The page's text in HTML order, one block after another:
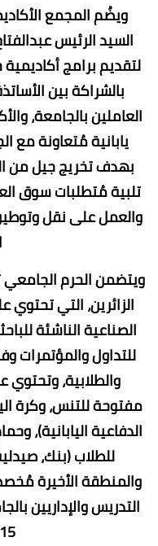
ويضُم المجمع
لتقديم برامج
بالشراكة بين
يابانية مُتعاونة مع
بهدف تخريج جيل من
تلبية مُتطلبات سوق
والعمل على نقل وتوطين
ويتضمن الحرم
الزائرين، التي
الصناعية الناشئة
للتداول والمؤتمرات
والطلابية،
مفتوحة للتنس، وكرة
الدفاعية اليابانية)،
للطلاب (بنك،
والمنطقة الأخيرة
التدريس والإداريين
15 ألف طالب.